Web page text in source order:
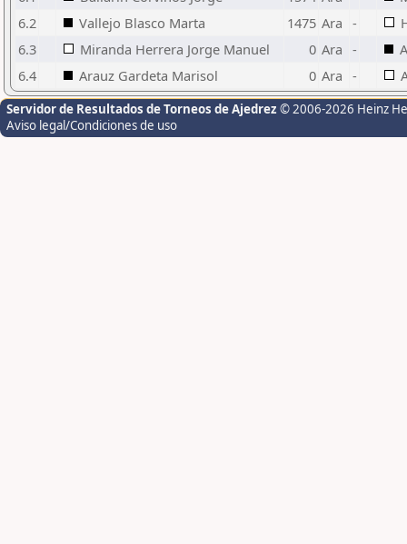
6.2
Vallejo Blasco Marta 1475 Ara -
6.3
Miranda Herrera Jorge Manuel 0 Ara -
6.4
Arauz Gardeta Marisol 0 Ara -
Servidor de Resultados de Torneos de Ajedrez © 2006-2026 Heinz
Aviso legal/Condiciones de uso